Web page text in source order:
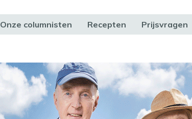
Onze columnisten Recepten Prijsvragen